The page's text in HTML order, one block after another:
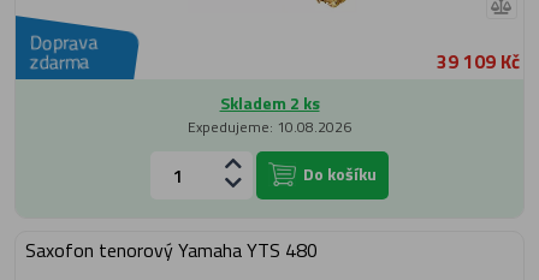
Doprava
zdarma 39 109 Kč
Skladem 2 ks
Expedujeme: 10.08.2026
Do košíku
Saxofon tenorový Yamaha YTS 480